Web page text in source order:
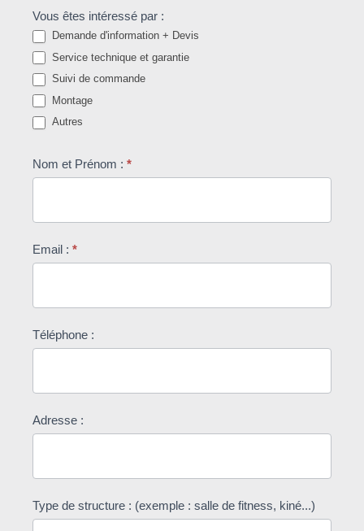
Demandez
votre
devis
gratuit
!
Vous êtes intéressé par :
Demande d'information + Devis
Service technique et garantie
Suivi de commande
Montage
Autres
Nom et Prénom : *
Email : *
Téléphone :
Adresse :
Type de structure : (exemple : salle de fitness, kiné...)